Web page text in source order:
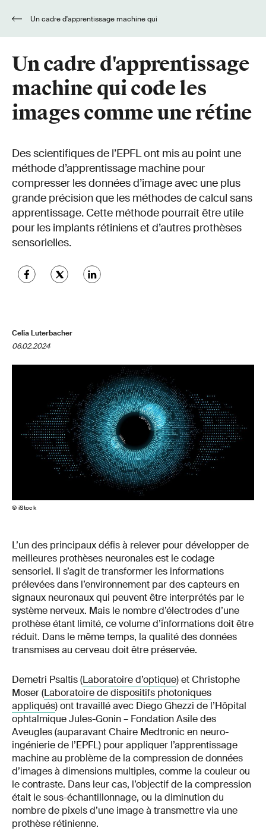
Un cadre d'apprentissage
machine qui code les
images comme une rétine
Des scientifiques de l’EPFL ont mis au point une
méthode d’apprentissage machine pour
compresser les données d’image avec une plus
grande précision que les méthodes de calcul sans
apprentissage. Cette méthode pourrait être utile
pour les implants rétiniens et d’autres prothèses
sensorielles.
Celia Luterbacher
06.02.2024
© iStock
L’un des principaux défis à relever pour développer de
meilleures prothèses neuronales est le codage
sensoriel. Il s’agit de transformer les informations
prélevées dans l’environnement par des capteurs en
signaux neuronaux qui peuvent être interprétés par le
système nerveux. Mais le nombre d’électrodes d’une
prothèse étant limité, ce volume d’informations doit être
réduit. Dans le même temps, la qualité des données
transmises au cerveau doit être préservée.
Demetri Psaltis (Laboratoire d’optique) et Christophe
Moser (Laboratoire de dispositifs photoniques
appliqués) ont travaillé avec Diego Ghezzi de l’Hôpital
ophtalmique Jules-Gonin – Fondation Asile des
Aveugles (auparavant Chaire Medtronic en neuro-
ingénierie de l’EPFL) pour appliquer l’apprentissage
machine au problème de la compression de données
d’images à dimensions multiples, comme la couleur ou
le contraste. Dans leur cas, l’objectif de la compression
était le sous-échantillonnage, ou la diminution du
nombre de pixels d’une image à transmettre via une
prothèse rétinienne.